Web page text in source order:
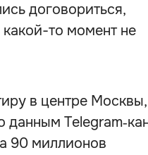
договориться,
то момент не
в центре
90 миллионов